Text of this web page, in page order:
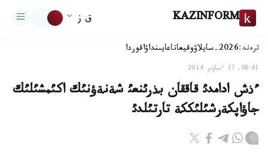
KAZINFORM ق ز
ترەند:2026-سايلاۋ وقيعاتاعايىنداۋاقوردا
08:41, 17 ءساۋىر 2014
ءذش ادامدئ قاققان بذرئنعئ شةنةؤنئك اكئمشئلئك
جاؤاپكةرشئلئككة تارتئلدئ